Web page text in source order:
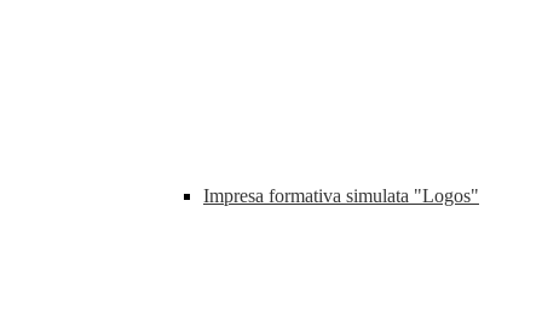
Impresa formativa simulata "Logos"